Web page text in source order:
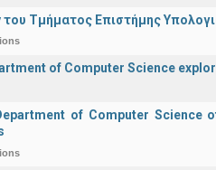
του Τμήματος Επιστήμης
of Computer Science
of Computer Science